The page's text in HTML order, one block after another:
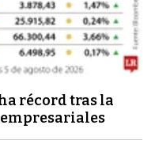
récord tras la